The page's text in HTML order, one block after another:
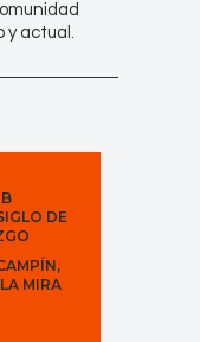
y actual.
DE
MIRA